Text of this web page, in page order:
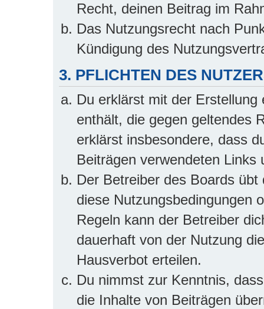
Recht, deinen Beitrag im
Das Nutzungsrecht nach
Kündigung des
3. PFLICHTEN DES
Du erklärst mit der
enthält, die gegen geltendes
erklärst insbesondere, dass
Beiträgen verwendeten
Der Betreiber des Boards
diese Nutzungsbedingungen
Regeln kann der Betreiber
dauerhaft von der Nutzung
Hausverbot erteilen.
Du nimmst zur Kenntnis,
die Inhalte von Beiträgen